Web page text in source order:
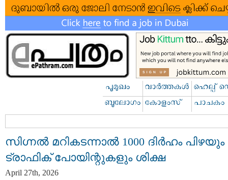
സിഗ്നൽ മറികടന്നാൽ 1000 ദിർഹം പിഴയും
ട്രാഫിക് പോയിന്റുകളും ശിക്ഷ
April 27th, 2026